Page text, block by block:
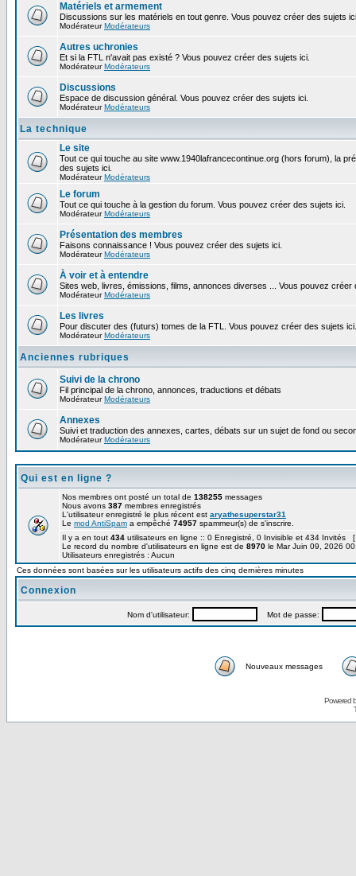
Matériels et armement
Discussions sur les matériels en tout genre. Vous pouvez créer des sujets
ModérateurModérateurs
Autres uchronies
Et si la FTL n'avait pas existé ? Vous pouvez créer des sujets ici.
ModérateurModérateurs
Discussions
Espace de discussion général. Vous pouvez créer des sujets ici.
ModérateurModérateurs
La technique
Le site
Tout ce qui touche au site www.1940lafrancecontinue.org (hors forum), la
des sujets ici.
ModérateurModérateurs
Le forum
Tout ce qui touche à la gestion du forum. Vous pouvez créer des sujets ici.
ModérateurModérateurs
Présentation des membres
Faisons connaissance ! Vous pouvez créer des sujets ici.
ModérateurModérateurs
À voir et à entendre
Sites web, livres, émissions, films, annonces diverses ... Vous pouvez créer
ModérateurModérateurs
Les livres
Pour discuter des (futurs) tomes de la FTL. Vous pouvez créer des sujets ici.
ModérateurModérateurs
Anciennes rubriques
Suivi de la chrono
Fil principal de la chrono, annonces, traductions et débats
ModérateurModérateurs
Annexes
Suivi et traduction des annexes, cartes, débats sur un sujet de fond ou
ModérateurModérateurs
Qui est en ligne ?
Nos membres ont posté un total de 138255 messages
Nous avons 387 membres enregistrés
L'utilisateur enregistré le plus récent est aryathesuperstar31
Le mod AntiSpam a empêché 74957 spammeur(s) de s'inscrire.
Il y a en tout 434 utilisateurs en ligne :: 0 Enregistré, 0 Invisible et 434 Invités [
Le record du nombre d'utilisateurs en ligne est de 8970 le Mar Juin 09, 2026
Utilisateurs enregistrés : Aucun
Ces données sont basées sur les utilisateurs actifs des cinq dernières minutes
Connexion
Nom d'utilisateur: Mot de passe:
Nouveaux messages
Powered